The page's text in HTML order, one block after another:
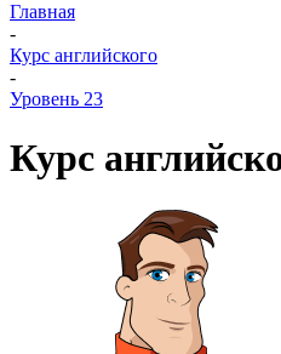
Главная
-
Курс английского
-
Уровень 23
Курс